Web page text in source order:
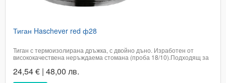
Тиган Haschever red ф28
Тиган с термоизолирана дръжка, с двойно дъно. Изработен от
висококачествена неръждаема стомана (проба 18/10).Подходящ за
съдомиялна машина.Диаметър 28 смВисочина 7 смПроизход
ТурцияЦената е с включено ДДС...
24,54 € | 48,00 лв.